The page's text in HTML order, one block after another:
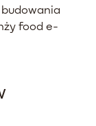
food e-